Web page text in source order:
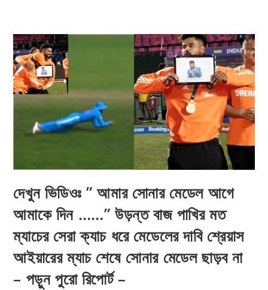
দেখুন ভিডিওঃ ” আমার সোনার মেডেল আগে
আমাকে দিন ……” উড়ন্ত বাজ পাখির মত
ম্যাচের সেরা ক্যাচ ধরে মেডেলের দাবি শ্রেয়াস
আইয়ারের ম্যাচ শেষে সোনার মেডেল ছাড়ব না
– পড়ুন পুরো রিপোর্ট –